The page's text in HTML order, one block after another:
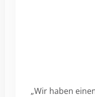
„Wir haben